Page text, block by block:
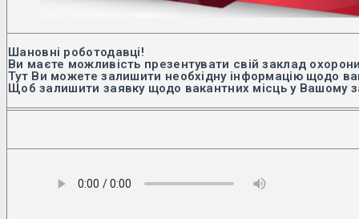
Шановні роботодавці!
Ви маєте можливість презентувати свій заклад
Тут Ви можете залишити необхідну інформацію щодо
Щоб залишити заявку щодо вакантних місць у Вашому